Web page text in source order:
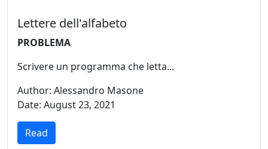
Lettere dell'alfabeto
PROBLEMA
Scrivere un programma che letta...
Author: Alessandro Masone
Date: August 23, 2021
Read